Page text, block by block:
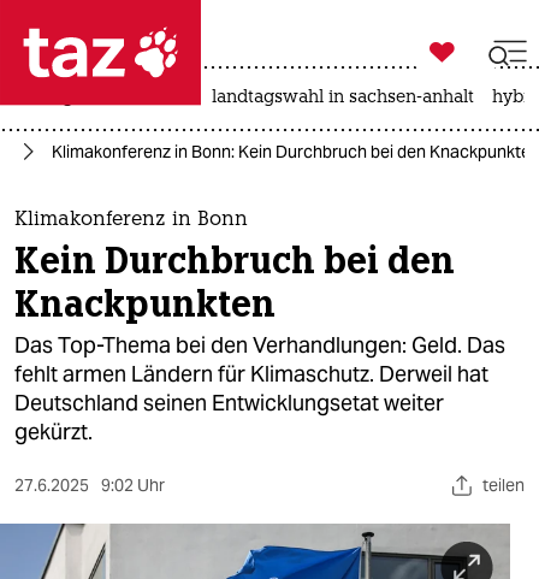
 taz zahl ich
taz zahl ich
themen
politik
öko
gesellschaft
kultur
sport
berlin

taz zahl ich
landtagswahl in sachsen-anhalt
Klimakonferenz in Bonn: Kein Durchbruch bei den Knackpunkten
Klimakonferenz in Bonn
Kein Durchbruch bei den
Knackpunkten
Das Top-Thema bei den Verhandlungen: Geld. Das
fehlt armen Ländern für Klimaschutz. Derweil hat
Deutschland seinen Entwicklungsetat weiter
gekürzt.
27.6.2025 9:02 Uhr teilen